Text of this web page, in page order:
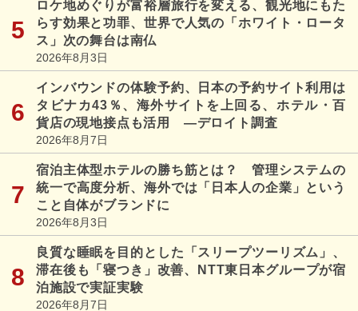
ロケ地めぐりが富裕層旅行を変える、観光地にもた
らす効果と功罪、世界で人気の「ホワイト・ロータ
ス」次の舞台は南仏
2026年8月3日
インバウンドの体験予約、日本の予約サイト利用は
タビナカ43％、海外サイトを上回る、ホテル・百
貨店の現地接点も活用 ―デロイト調査
2026年8月7日
宿泊主体型ホテルの勝ち筋とは？ 管理システムの
統一で高度分析、海外では「日本人の企業」という
こと自体がブランドに
2026年8月3日
良質な睡眠を目的とした「スリープツーリズム」、
滞在後も「寝つき」改善、NTT東日本グループが宿
泊施設で実証実験
2026年8月7日